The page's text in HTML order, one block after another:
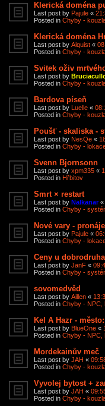
Klerická doména
Last post by Pajule «
Posted in Chyby -
Klerická doména
Last post by Alquist «
Posted in Chyby -
Svitek oživ
Last post by
Posted in Chyby -
Bardova píseň
Last post by Luelle «
Posted in Chyby -
Poušť - skaliska -
Last post by NesQe «
Posted in Chyby -
Svenn Bjornsonn
Last post by xpm335 «
Posted in Hřbitov
Smrt × restart
Last post by Nalkanar«
Posted in Chyby -
Nové vary -
Last post by Pajule «
Posted in Chyby -
Ceny u dobrodruha
Last post by JanF «
Posted in Chyby -
sovomedvěd
Last post by Aillen «
Posted in Chyby - NPC,
Kel A Hazr -
Last post by BlueOne «
Posted in Chyby - NPC,
Mordekainův meč
Last post by JAH «
Posted in Chyby -
Vyvolej bytost +
Last post by JAH «
Posted in Chyby -